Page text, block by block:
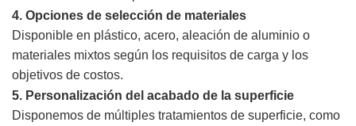
4. Opciones de selección de materiales
Disponible en plástico, acero, aleación de aluminio o
materiales mixtos según los requisitos de carga y los
objetivos de costos.
5. Personalización del acabado de la superficie
Disponemos de múltiples tratamientos de superficie, como